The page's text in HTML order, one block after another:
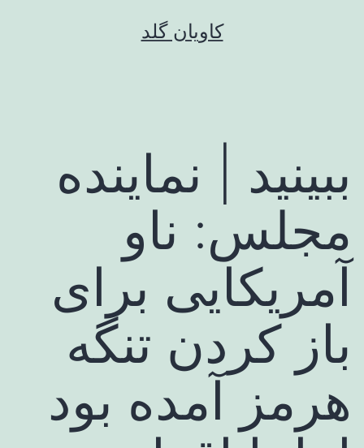
کاویان گلد
ببینید | نماینده
مجلس: ناو
آمریکایی برای
باز کردن تنگه
هرمز آمده بود